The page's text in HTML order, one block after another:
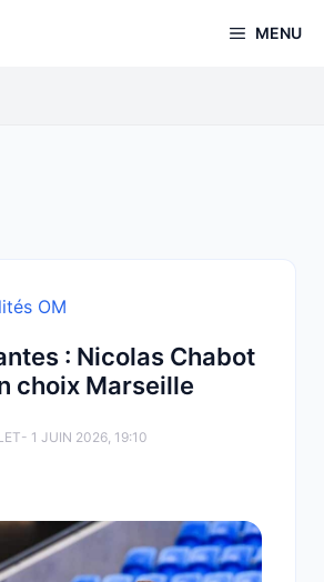
MENU
OM
: Nicolas Chabot
choix Marseille
- 1 JUIN 2026, 19:10